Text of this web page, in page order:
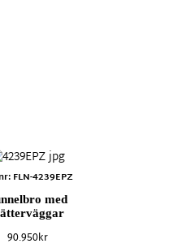
Alsta
Basic
Eco
Frutti
Gym
FLN-4239EPZ
med
90.950kr